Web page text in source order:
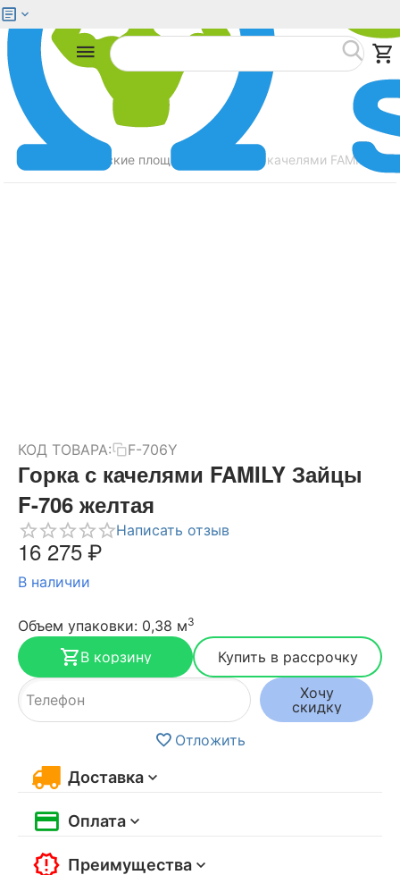
Детские площадки Горка с качелями FAMILY
КОД ТОВАРА: F-706Y
Горка с качелями FAMILY Зайцы
F-706 желтая
Написать отзыв
16 275₽
В наличии
Объем упаковки: 0,38 м3
В корзину
Купить в рассрочку
Хочу
скидку
Отложить
Доставка
Оплата
Преимущества
Меню Найти